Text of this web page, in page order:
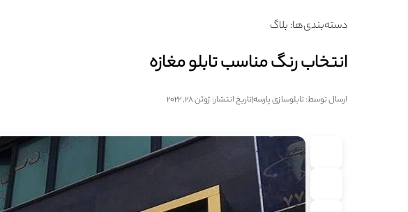
دسته‌بندی‌ها: بلاگ
انتخاب رنگ مناسب تابلو مغازه
ارسال توسط: تابلوسازی پارسه|تاریخ انتشار: ژوئن 28, 2022